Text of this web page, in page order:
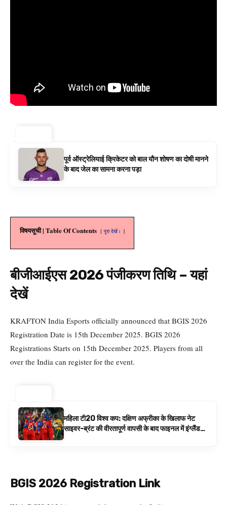
पूर्व ऑस्ट्रेलियाई क्रिकेटर को बाल यौन शोषण का दोषी मानने
के बाद जेल का सामना करना पड़ा
विषयसूची | Table Of Contents पूरा देखें।
बीजीआईएस 2026 पंजीकरण तिथि – यहां
देखें
KRAFTON India Esports officially announced that BGIS 2026
Registration Date is 15th December 2025. BGIS 2026
Registrations Starts on 15th December 2025. Players from all
over the India can register for the event.
महिला टी20 विश्व कप: दक्षिण अफ्रीका के खिलाफ नेट
साइवर-ब्रंट की वीरतापूर्ण वापसी के बाद फाइनल में इंग्लैंड
BGIS 2026 Registration Link